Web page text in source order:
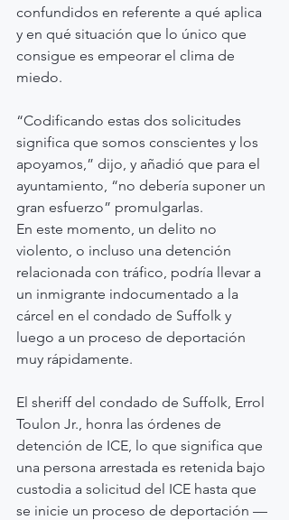
confundidos en referente a qué aplica
y en qué situación que lo único que
consigue es empeorar el clima de
miedo.
“Codificando estas dos solicitudes
significa que somos conscientes y los
apoyamos,” dijo, y añadió que para el
ayuntamiento, “no debería suponer un
gran esfuerzo” promulgarlas.
En este momento, un delito no
violento, o incluso una detención
relacionada con tráfico, podría llevar a
un inmigrante indocumentado a la
cárcel en el condado de Suffolk y
luego a un proceso de deportación
muy rápidamente.
El sheriff del condado de Suffolk, Errol
Toulon Jr., honra las órdenes de
detención de ICE, lo que significa que
una persona arrestada es retenida bajo
custodia a solicitud del ICE hasta que
se inicie un proceso de deportación —